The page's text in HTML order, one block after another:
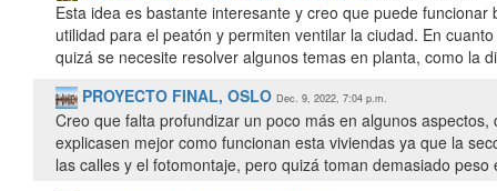
Esta idea es bastante interesante y creo que puede
utilidad para el peatón y permiten ventilar la ciudad. En
quizá se necesite resolver algunos temas en planta, como la
PROYECTO FINAL, OSLO Dec. 9, 2022, 7:04 p.m.
Creo que falta profundizar un poco más en algunos
explicasen mejor como funcionan esta viviendas ya que la
las calles y el fotomontaje, pero quizá toman demasiado peso